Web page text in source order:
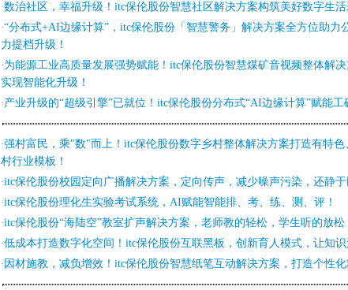
·数治社区，幸福升级！itc保伦股份智慧社区解决方案构筑美好数字生活
·“分布式+AI边缘计算”，itc保伦股份「智慧警务」解决方案全方位助力
力提档升级！
·为能源工业高质量发展强势赋能！itc保伦股份智慧煤矿音视频整体解
实现智能化升级！
·产业升级的“超级引擎”已就位！itc保伦股份分布式“AI边缘计算”赋能工
·强村富民，乘"数"而上！itc保伦股份数字乡村整体解决方案打造有特
村行业模板！
·itc保伦股份校园定向广播解决方案，定向传声，减少噪声污染，还静于
·itc保伦股份理化生实验考试系统，AI赋能智能排、考、练、测、评！
·itc保伦股份“海陆空”教室扩声解决方案，老师教的轻松，学生听的放松
·低成本打造数字化空间！itc保伦股份互联黑板，创新育人模式，让知识
· 因材施教，减负增效！itc保伦股份智慧纸笔互动解决方案，打造个性化